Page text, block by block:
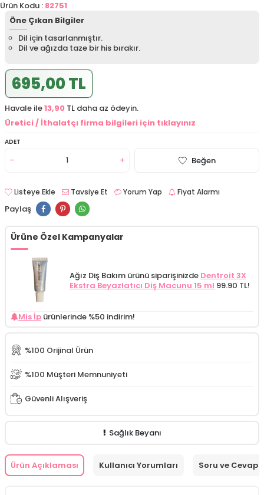
Ürün Kodu : 82751
Öne Çıkan Bilgiler
Dil için tasarlanmıştır.
Dil ve ağızda taze bir his bırakır.
695,00 TL
Havale ile13,90 TL daha az ödeyin.
Üretici / İthalatçı firma bilgileri için tıklayınız
ADET
Beğen
Listeye Ekle Tavsiye Et Yorum Yap Fiyat Alarmı
Paylaş
Ürüne Özel Kampanyalar
Ağız Diş Bakım ürünü siparişinizde Dentroit 3X
Ekstra Beyazlatıcı Diş Macunu 15 ml 99.90 TL!
Mis İp ürünlerinde %50 indirim!
%100 Orijinal Ürün
%100 Müşteri Memnuniyeti
Güvenli Alışveriş
Sağlık Beyanı
Ürün Açıklaması Kullanıcı Yorumları Soru ve Cevap